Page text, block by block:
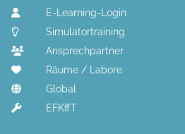
E-Learning-Login
Simulatortraining
Ansprechpartner
Räume / Labore
Global
EFKffT